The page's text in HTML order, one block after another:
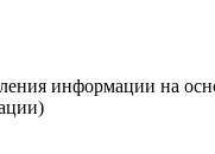
информации на